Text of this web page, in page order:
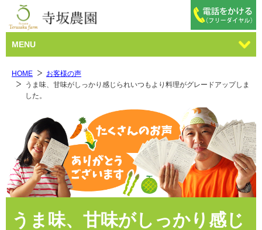
MENU
HOME
お客様の声
うま味、甘味がしっかり感じられいつもより料理がグレードアップしま
した。
うま味、甘味がしっかり感じ